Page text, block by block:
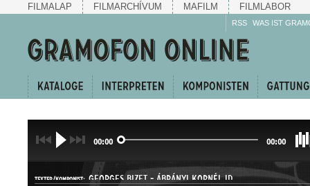
FILMALAP FILMARCHÍVUM MAFILM FILMLABOR
RSS WAS IST
00:00 00:00
TEXTER/KOMPONIST: GEORGES BIZET - ÁBRÁNYI KORNÉL ID.